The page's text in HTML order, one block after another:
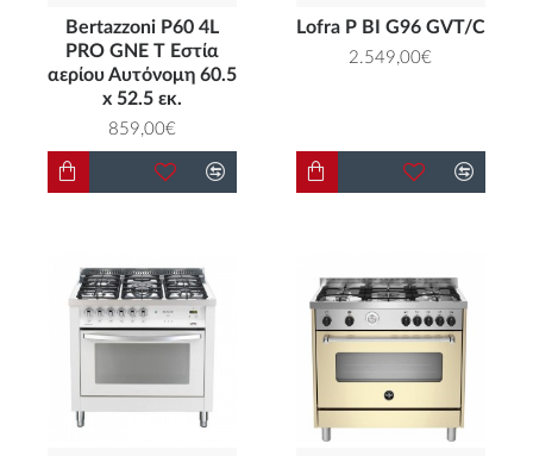
φαγητού που αναγνωρίζεται σήμερα σε
ολόκληρο τον κόσμο, ενώ ο σχεδιασμός είναι
ότι καλύτερο έχει να παρουσιάσει Ιταλία σε
αυτόν τον τομέα. Το αποτέλεσμα είναι
κουζίνες αερίου ελεύθερης εγκατάστασης
χώρο της κουζίνας, τόσο σε επίπεδο
αισθητικής όσο και σε επίπεδο λειτουργίας και
Bertazzoni P60 4L
PRO GNE T Εστία
αερίου Αυτόνομη 60.5
x 52.5 εκ.
859,00€
Lofra P BI G96 GVT/C
2.549,00€